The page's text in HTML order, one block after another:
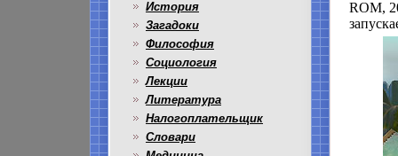
История
Загадоки
Философия
Социология
Лекции
Литература
Налогоплательщик
Словари
ROM,